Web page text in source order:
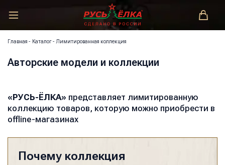
РУСЬ-ЁЛКА – ЗАКОНОДАТЕЛЬ МОДЫ!
Главная - Каталог- Лимитированная коллекция
Авторские модели и коллекции
«РУСЬ-ЁЛКА» представляет лимитированную
коллекцию товаров, которую можно приобрести в
offline-магазинах
Почему коллекция